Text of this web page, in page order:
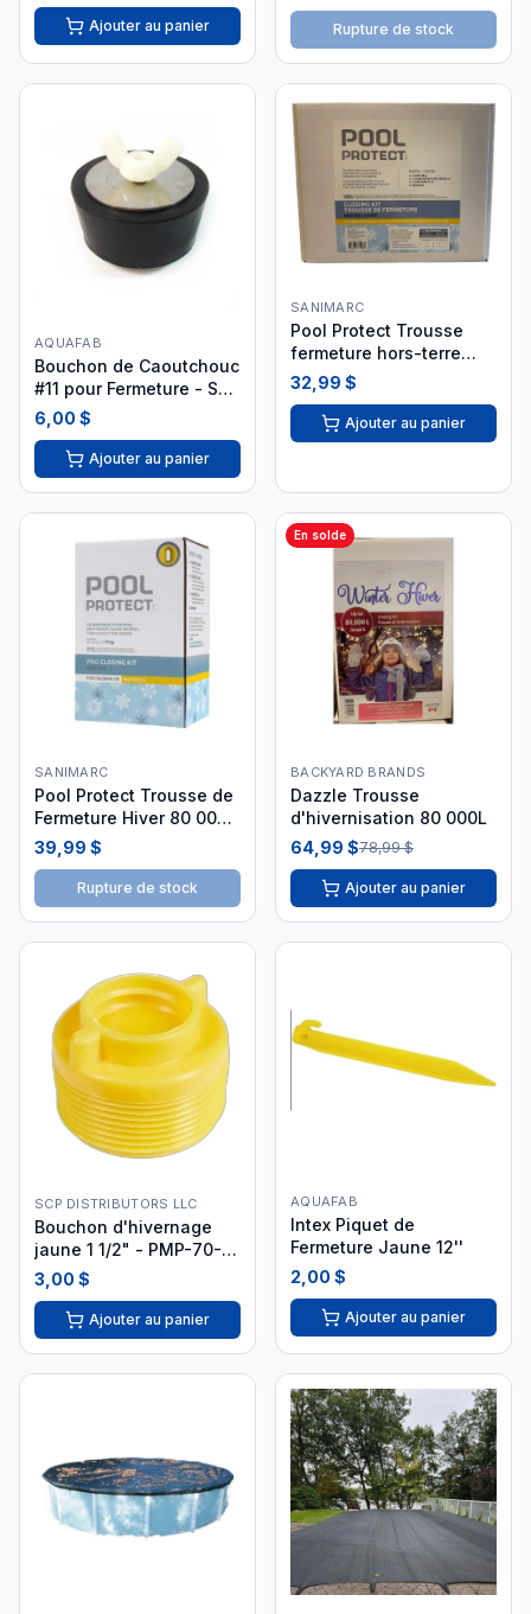
Ajouter au panier Rupture de stock
AQUAFAB
Bouchon de Caoutchouc
#11 pour Fermeture - SKU
264180
6,00 $
Ajouter au panier
SANIMARC
Pool Protect Trousse
fermeture hors-terre
chlore/sel
32,99 $
Ajouter au panier
SANIMARC
Pool Protect Trousse de
Fermeture Hiver 80 000L
Chlore Sel
39,99 $
Rupture de stock
En solde
BACKYARD BRANDS
Dazzle Trousse
d'hivernisation 80 000L
64,99 $78,99 $
Ajouter au panier
SCP DISTRIBUTORS LLC
Bouchon d'hivernage
jaune 1 1/2" - PMP-70-
9000 WP
3,00 $
Ajouter au panier
AQUAFAB
Intex Piquet de
Fermeture Jaune 12''
2,00 $
Ajouter au panier